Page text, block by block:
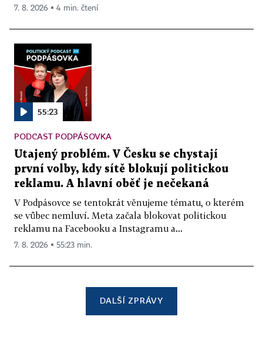
7. 8. 2026 ▪ 4 min. čtení
55:23
PODCAST PODPÁSOVKA
Utajený problém. V Česku se chystají
první volby, kdy sítě blokují politickou
reklamu. A hlavní oběť je nečekaná
V Podpásovce se tentokrát věnujeme tématu, o kterém
se vůbec nemluví. Meta začala blokovat politickou
reklamu na Facebooku a Instagramu a...
7. 8. 2026 ▪ 55:23 min.
DALŠÍ ZPRÁVY